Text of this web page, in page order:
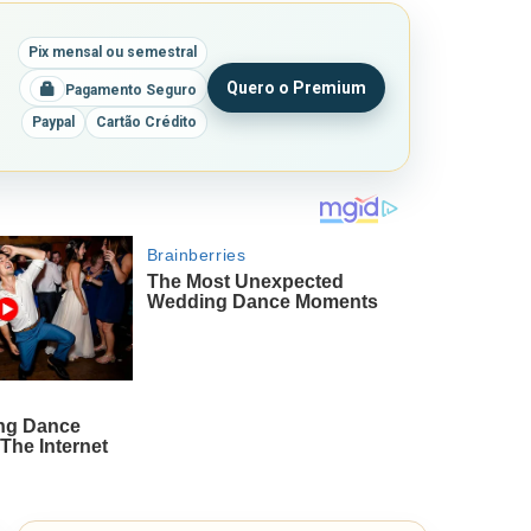
Pix mensal ou semestral
Pagamento Seguro
Paypal
Cartão Crédito
Quero o Premium